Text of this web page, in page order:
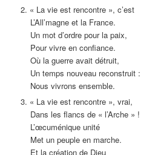
2. « La vie est rencontre », c’est
L’All’magne et la France.
Un mot d’ordre pour la paix,
Pour vivre en confiance.
Où la guerre avait détruit,
Un temps nouveau reconstruit :
Nous vivrons ensemble.
3. « La vie est rencontre », vrai,
Dans les flancs de « l’Arche » !
L’œcuménique unité
Met un peuple en marche.
Et la création de Dieu